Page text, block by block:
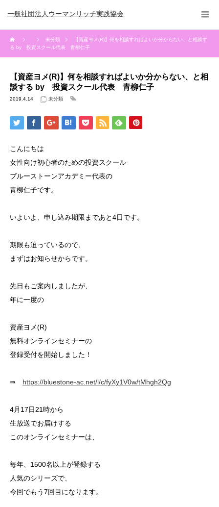
一般社団法人ウーマンリッチ実践協会
未分類
【資産ヨメ(R)】何を相談すればよいか分からない、と相談す
る by 投資スクール代表 青柳仁子
【資産ヨメ(R)】何を相談すればよいか分からない、と相
談する by 投資スクール代表 青柳仁子
2019.4.14 未分類
こんにちは
女性向け初心者のための投資スクール
ブルーストーンアカデミー代表の
青柳仁子です。
いよいよ、申し込み期限まであと4日です。
期限も迫っているので、
まずはお知らせからです。
先日もご案内しましたが、
年に一度の
資産ヨメ(R)
無料オンラインセミナーの
登録受付を開始しました！
⇒ https://bluestone-ac.net/l/c/fyXy1V0w/tMhgh2Qg
4月17日21時から
生放送でお届けする
このオンラインセミナーは、
毎年、1500名以上が登録する
人気のシリーズで、
今回でもう7回目になります。